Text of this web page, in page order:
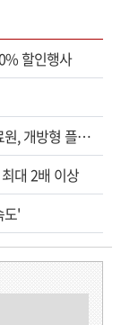
할인행사
랫폼 성과 공개
대 2배 이상
도'